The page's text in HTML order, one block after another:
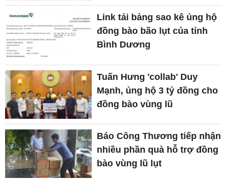
Link tải bảng sao kê ủng hộ
đồng bào bão lụt của tỉnh
Bình Dương
Tuấn Hưng 'collab' Duy
Mạnh, ủng hộ 3 tỷ đồng cho
đồng bào vùng lũ
Báo Công Thương tiếp nhận
nhiều phần quà hỗ trợ đồng
bào vùng lũ lụt